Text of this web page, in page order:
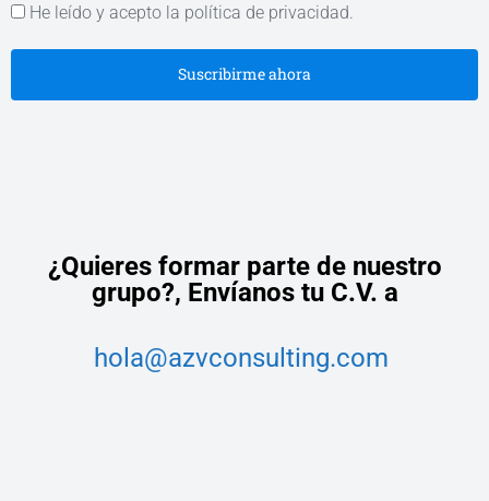
He leído y acepto la política de privacidad.
Suscribirme ahora
¿Quieres formar parte de nuestro
grupo?, Envíanos tu C.V. a
hola@azvconsulting.com